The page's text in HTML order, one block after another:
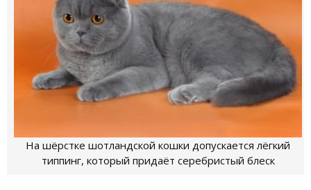
На шёрстке шотландской кошки допускается лёгкий
типпинг, который придаёт серебристый блеск